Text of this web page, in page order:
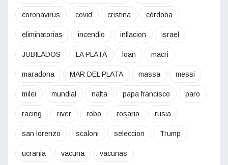
coronavirus covid cristina córdoba
eliminatorias incendio inflacion israel
JUBILADOS LA PLATA loan macri
maradona MAR DEL PLATA massa messi
milei mundial nafta papa francisco paro
racing river robo rosario rusia
san lorenzo scaloni seleccion Trump
ucrania vacuna vacunas